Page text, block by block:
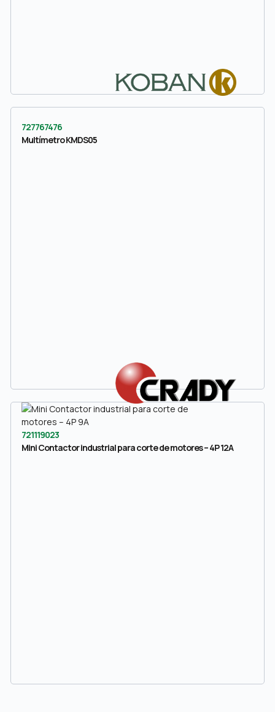
727767476
Multímetro KMDS05
721119023
Mini Contactor industrial para corte de motores – 4P 12A